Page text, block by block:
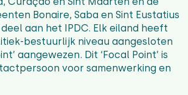
Bonaire, Saba en Sint Eustatius
aan het IPDC. Elk eiland heeft
bestuurlijk niveau aangesloten
aangewezen. Dit ‘Focal Point’ is
voor samenwerking en